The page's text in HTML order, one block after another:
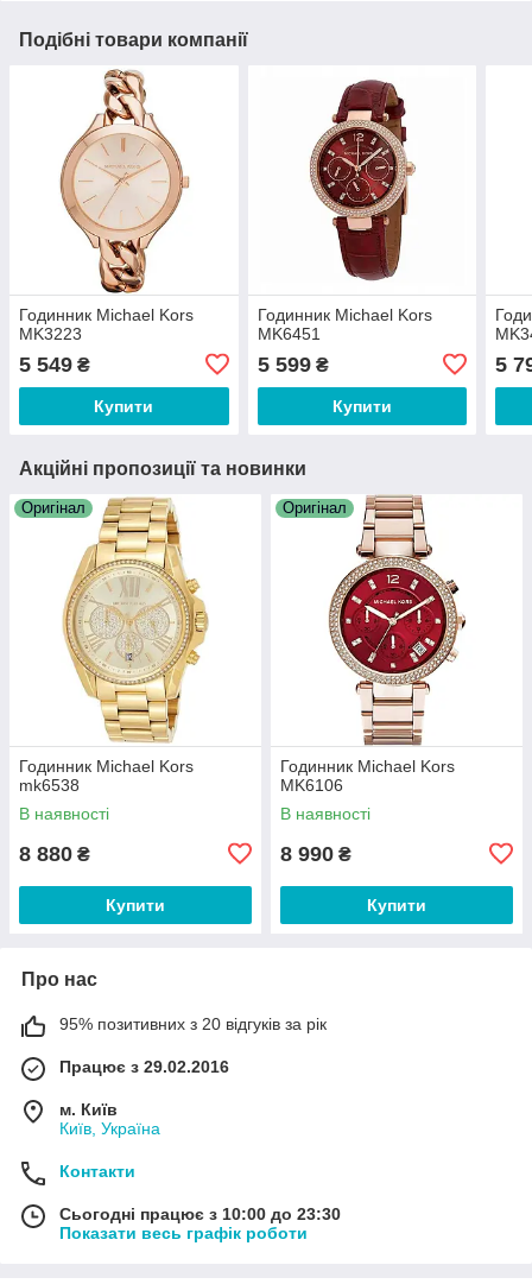
Подібні товари компанії
Годинник Michael Kors
MK3223
5 549 ₴
Купити
Годинник Michael Kors
MK6451
5 599₴
Купити
5
Акційні пропозиції та новинки
Оригінал
Годинник Michael Kors
mk6538
В наявності
8 880 ₴
Купити
Оригінал
Годинник Michael Kors
MK6106
В наявності
8 990 ₴
Купити
Про нас
95% позитивних з 20 відгуків за рік
Працює з 29.02.2016
м. Київ
Київ, Україна
Контакти
Сьогодні працює з 10:00 до 23:30
Показати весь графік роботи